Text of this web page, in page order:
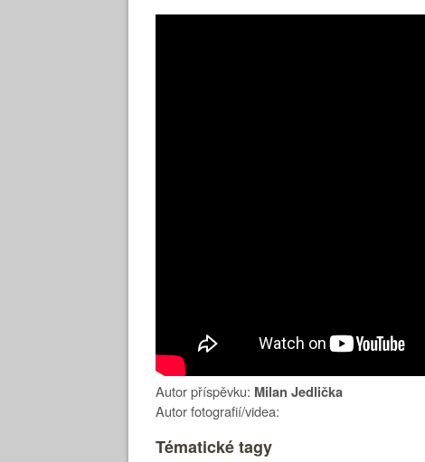
Autor příspěvku: Milan Jedlička
Autor fotografií/videa:
Tématické tagy